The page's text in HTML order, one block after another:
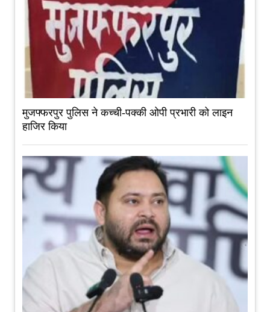
मुजफ्फरपुर पुलिस ने कच्ची-पक्की ओपी प्रभारी को लाइन
हाजिर किया